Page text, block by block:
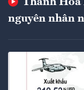
nguyên nhân